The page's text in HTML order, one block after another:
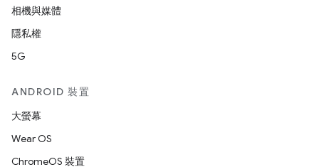
相機與媒體
隱私權
5G
ANDROID 裝置
大螢幕
Wear OS
ChromeOS 裝置